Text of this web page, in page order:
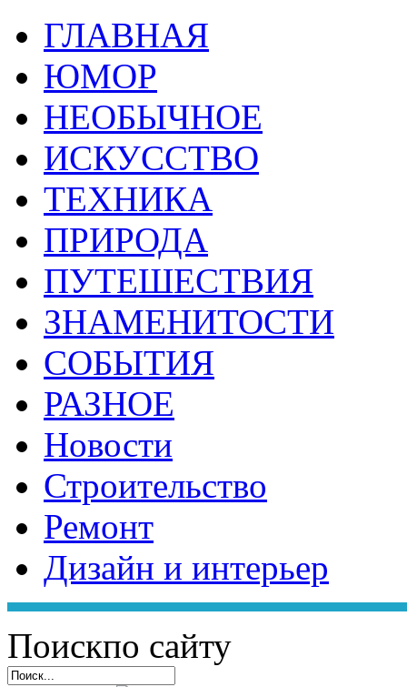
ГЛАВНАЯ
ЮМОР
НЕОБЫЧНОЕ
ИСКУССТВО
ТЕХНИКА
ПРИРОДА
ПУТЕШЕСТВИЯ
ЗНАМЕНИТОСТИ
СОБЫТИЯ
РАЗНОЕ
Новости
Строительство
Ремонт
Дизайн и интерьер
Поискпо сайту